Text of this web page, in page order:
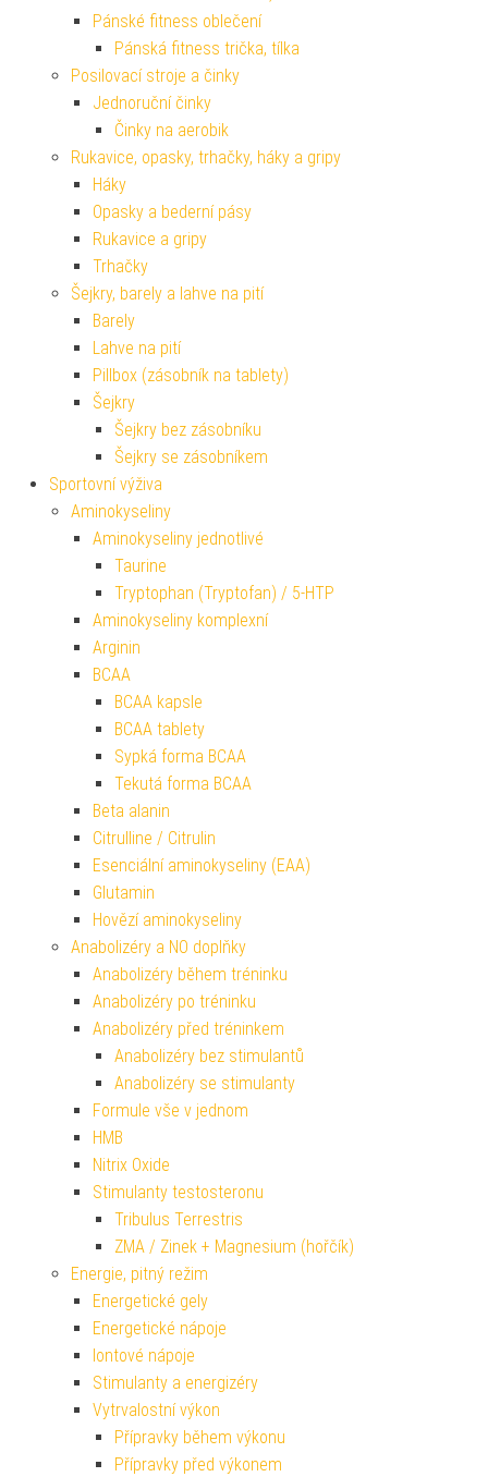
Pánské fitness oblečení
Pánská fitness trička, tílka
Posilovací stroje a činky
Jednoruční činky
Činky na aerobik
Rukavice, opasky, trhačky, háky a gripy
Háky
Opasky a bederní pásy
Rukavice a gripy
Trhačky
Šejkry, barely a lahve na pití
Barely
Lahve na pití
Pillbox (zásobník na tablety)
Šejkry
Šejkry bez zásobníku
Šejkry se zásobníkem
Sportovní výživa
Aminokyseliny
Aminokyseliny jednotlivé
Taurine
Tryptophan (Tryptofan) / 5-HTP
Aminokyseliny komplexní
Arginin
BCAA
BCAA kapsle
BCAA tablety
Sypká forma BCAA
Tekutá forma BCAA
Beta alanin
Citrulline / Citrulin
Esenciální aminokyseliny (EAA)
Glutamin
Hovězí aminokyseliny
Anabolizéry a NO doplňky
Anabolizéry během tréninku
Anabolizéry po tréninku
Anabolizéry před tréninkem
Anabolizéry bez stimulantů
Anabolizéry se stimulanty
Formule vše v jednom
HMB
Nitrix Oxide
Stimulanty testosteronu
Tribulus Terrestris
ZMA / Zinek + Magnesium (hořčík)
Energie, pitný režim
Energetické gely
Energetické nápoje
Iontové nápoje
Stimulanty a energizéry
Vytrvalostní výkon
Přípravky během výkonu
Přípravky před výkonem